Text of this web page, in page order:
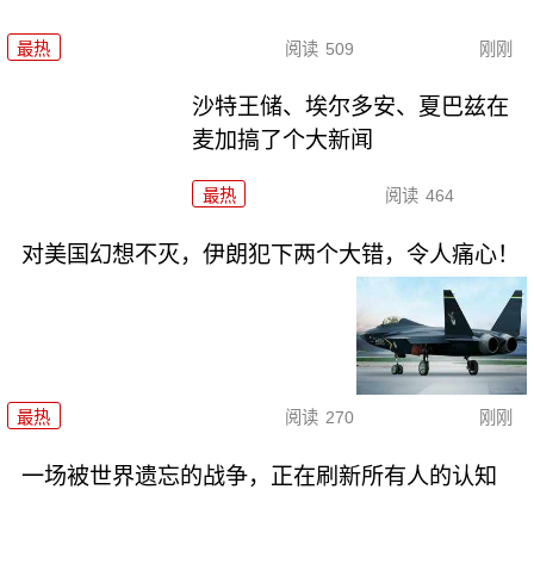
最热 阅读 509 刚刚
沙特王储、埃尔多安、夏巴兹在
麦加搞了个大新闻
最热 阅读 464
对美国幻想不灭，伊朗犯下两个大错，令人痛心！
最热 阅读 270 刚刚
一场被世界遗忘的战争，正在刷新所有人的认知